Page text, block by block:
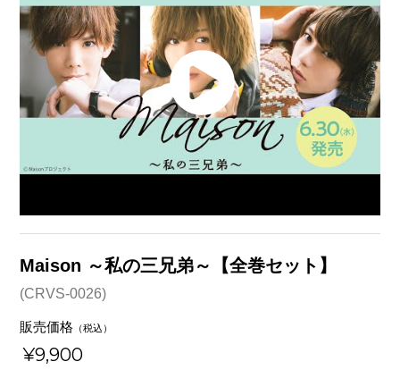
Maison ～私の三兄弟～【全巻セット】
(CRVS-0026)
販売価格 （税込）
¥9,900